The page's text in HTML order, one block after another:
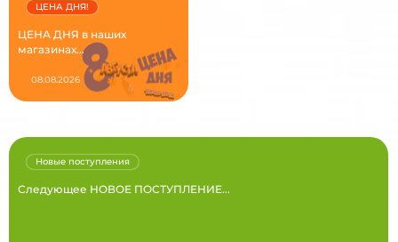
ЦЕНА ДНЯ в наших
магазинах...
ЦЕНА ДНЯ!
08.08.2026
Следующее НОВОЕ ПОСТУПЛЕНИЕ...
Новые поступления